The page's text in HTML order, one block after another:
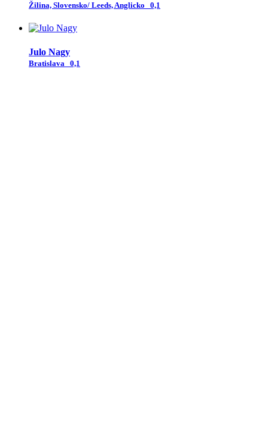
Žilina, Slovensko/ Leeds, Anglicko 0,1
Julo Nagy
Bratislava 0,1